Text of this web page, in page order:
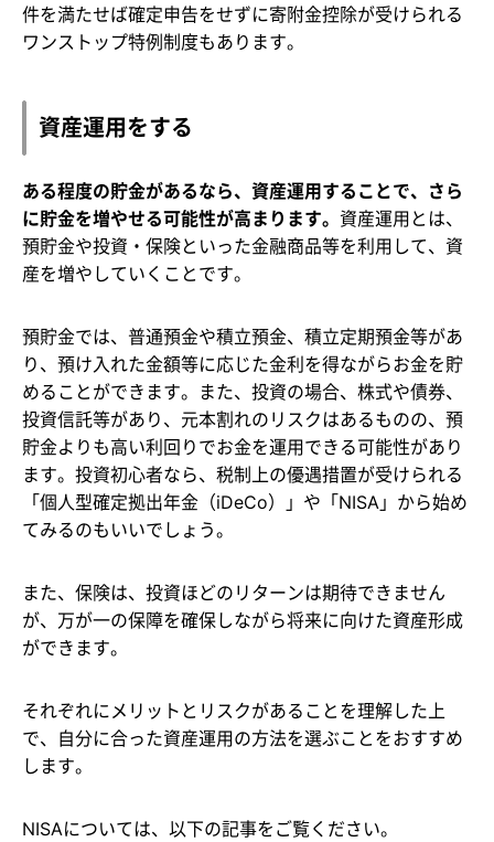
件を満たせば確定申告をせずに寄附金控除が受けられる
ワンストップ特例制度もあります。
資産運用をする
ある程度の貯金があるなら、資産運用することで、さら
に貯金を増やせる可能性が高まります。 資産運用とは、
預貯金や投資・保険といった金融商品等を利用して、資
産を増やしていくことです。
預貯金では、普通預金や積立預金、積立定期預金等があ
り、預け入れた金額等に応じた金利を得ながらお金を貯
めることができます。また、投資の場合、株式や債券、
投資信託等があり、元本割れのリスクはあるものの、預
貯金よりも高い利回りでお金を運用できる可能性があり
ます。投資初心者なら、税制上の優遇措置が受けられる
「個人型確定拠出年金（iDeCo）」や「NISA」から始め
てみるのもいいでしょう。
また、保険は、投資ほどのリターンは期待できません
が、万が一の保障を確保しながら将来に向けた資産形成
ができます。
それぞれにメリットとリスクがあることを理解した上
で、自分に合った資産運用の方法を選ぶことをおすすめ
します。
NISAについては、以下の記事をご覧ください。